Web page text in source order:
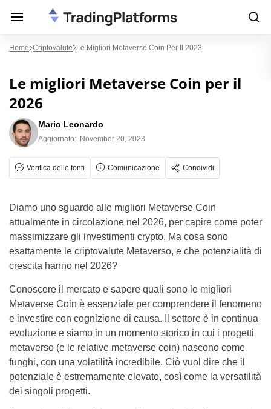
Home Criptovalute Le Migliori Metaverse Coin Per Il 2023
Le migliori Metaverse Coin per il
2026
Mario Leonardo
Aggiornato: November 20, 2023
Verifica delle fonti Comunicazione Condividi
Diamo uno sguardo alle migliori Metaverse Coin
attualmente in circolazione nel 2026, per capire come poter
massimizzare gli investimenti crypto. Ma cosa sono
esattamente le criptovalute Metaverso, e che potenzialità di
crescita hanno nel 2026?
Conoscere il mercato e sapere quali sono le migliori
Metaverse Coin è essenziale per comprendere il fenomeno
e investire con cognizione di causa. Il settore è in continua
evoluzione e siamo in un momento storico in cui i progetti
metaverso (e le relative metaverse coin) nascono come
funghi, con una volatilità incredibile. Ciò vuol dire che il
potenziale è estremamente elevato, così come la versatilità
dei singoli progetti.